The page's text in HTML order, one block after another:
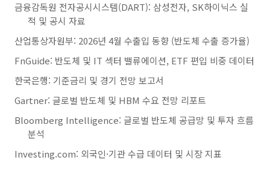
금융감독원 전자공시시스템(DART): 삼성전자, SK하이닉스 실
적 및 공시 자료
산업통상자원부: 2026년 4월 수출입 동향 (반도체 수출 증가율)
FnGuide: 반도체 및 IT 섹터 밸류에이션, ETF 편입 비중 데이터
한국은행: 기준금리 및 경기 전망 보고서
Gartner: 글로벌 반도체 및 HBM 수요 전망 리포트
Bloomberg Intelligence: 글로벌 반도체 공급망 및 투자 흐름
분석
Investing.com: 외국인·기관 수급 데이터 및 시장 지표